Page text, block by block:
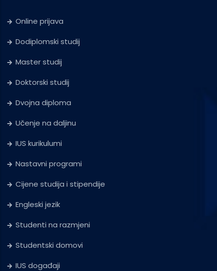
Online prijava
Dodiplomski studij
Master studij
Doktorski studij
Dvojna diploma
Učenje na daljinu
IUS kurikulumi
Nastavni programi
Cijene studija i stipendije
Engleski jezik
Studenti na razmjeni
Studentski domovi
IUS događaji